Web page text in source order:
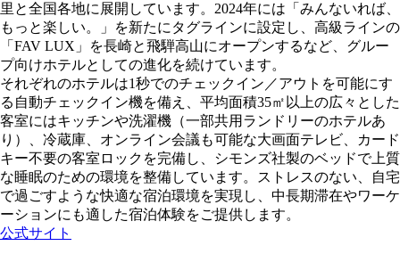
里と全国各地に展開しています。2024年には「みんないれば、
もっと楽しい。」を新たにタグラインに設定し、高級ラインの
「FAV LUX」を長崎と飛騨高山にオープンするなど、グルー
プ向けホテルとしての進化を続けています。
それぞれのホテルは1秒でのチェックイン／アウトを可能にす
る自動チェックイン機を備え、平均面積35㎡以上の広々とした
客室にはキッチンや洗濯機（一部共用ランドリーのホテルあ
り）、冷蔵庫、オンライン会議も可能な大画面テレビ、カード
キー不要の客室ロックを完備し、シモンズ社製のベッドで上質
な睡眠のための環境を整備しています。ストレスのない、自宅
で過ごすような快適な宿泊環境を実現し、中長期滞在やワーケ
ーションにも適した宿泊体験をご提供します。
公式サイト